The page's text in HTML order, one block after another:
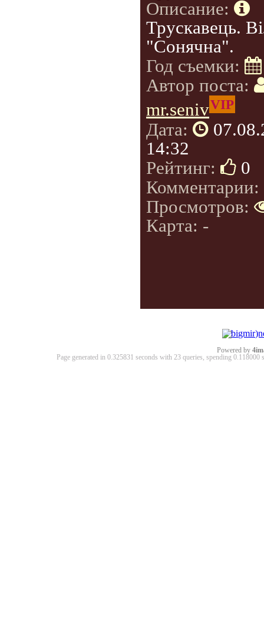
Описание:
Трускавець.
"Сонячна".
Год съемки:
Автор поста:
mr.senivVIP
Дата:
14:32
Рейтинг:
0
Комментарии:
Просмотров:
Карта: -
Powered by
Page generated in 0.325831 seconds with 23 queries, spending